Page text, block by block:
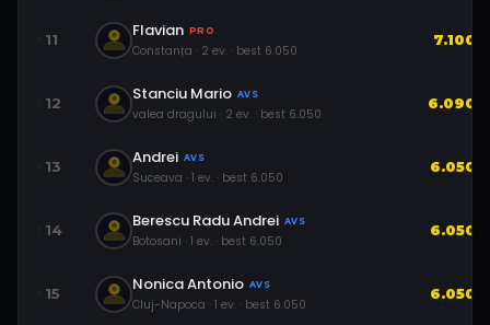
11 Flavian PRO
Constanța · 2 ev. · best 6.050
7.100
12 Stanciu Mario AVS
valea dragului · 2 ev. · best 6.050
6.090
13 Andrei AVS
Suceava · 1 ev. · best 6.050
6.050
14 Berescu Radu Andrei AVS
Botosani · 1 ev. · best 6.050
6.050
15 Nonica Antonio AVS
Cluj-Napoca · 1 ev. · best 6.050
6.050